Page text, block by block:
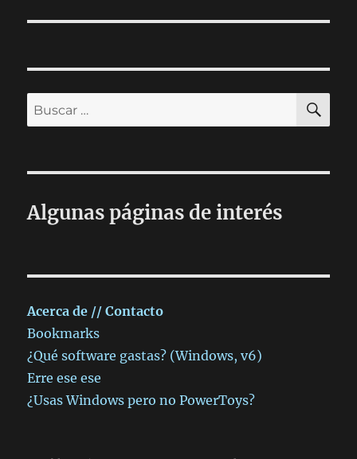
Buscar
por:
Algunas páginas de interés
Acerca de // Contacto
Bookmarks
¿Qué software gastas? (Windows, v6)
Erre ese ese
¿Usas Windows pero no PowerToys?